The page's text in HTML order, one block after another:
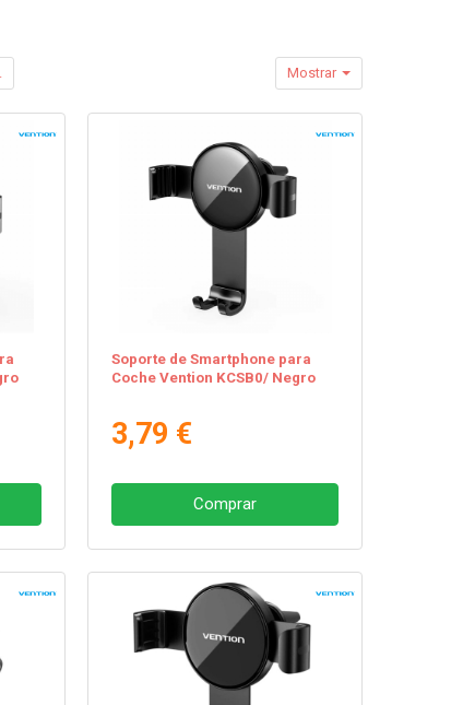
Mostrar
Soporte de Smartphone para
Coche Vention KCSB0/ Negro
3,79 €
Comprar